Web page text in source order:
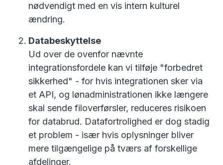
nødvendigt med en vis intern kulturel
ændring.
Databeskyttelse
Ud over de ovenfor nævnte
integrationsfordele kan vi tilføje "forbedret
sikkerhed" - for hvis integrationen sker via
et API, og lønadministrationen ikke længere
skal sende filoverførsler, reduceres risikoen
for databrud. Datafortrolighed er dog stadig
et problem - især hvis oplysninger bliver
mere tilgængelige på tværs af forskellige
afdelinger.